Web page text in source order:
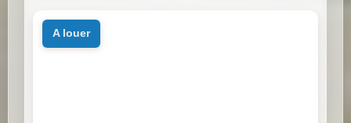
a louer